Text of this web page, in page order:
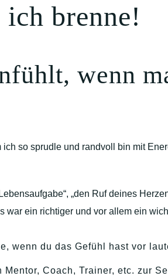
brenne!
wenn
so sprudle und randvoll bin mit
„den Ruf deines
war ein richtiger und vor allem ein
wenn du das Gefühl hast vor
Coach, Trainer, etc. zur